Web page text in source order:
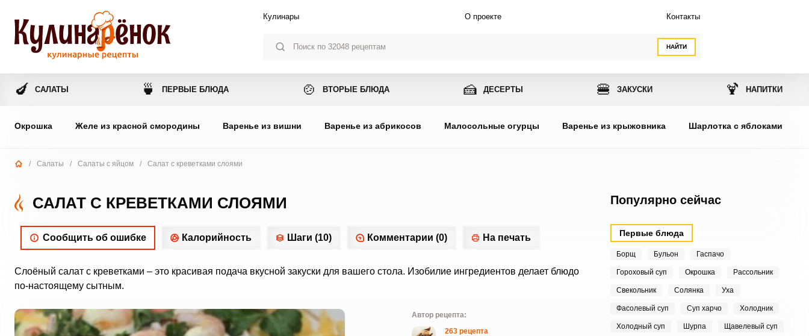
НАЙТИ
Кулинары О проекте Контакты
🍆 САЛАТЫ 🍵 ПЕРВЫЕ БЛЮДА 🍲 ВТОРЫЕ БЛЮДА 🍰 ДЕСЕРТЫ 🍔 ЗАКУСКИ 🍹 НАПИТКИ
Окрошка Желе из красной смородины Варенье из вишни Варенье из абрикосов Малосольные огурцы Варенье из крыжовника Шарлотка с яблоками
/ Салаты / Салаты с яйцом / Салат с креветками слоями
САЛАТ С КРЕВЕТКАМИ СЛОЯМИ
Сообщить об ошибке Калорийность Шаги (10) Комментарии (0) На печать
Слоёный салат с креветками – это красивая подача вкусной закуски для вашего стола. Изобилие ингредиентов делает блюдо
по-настоящему сытным.
Автор рецепта:
263 рецепта
Популярно сейчас
Первые блюда
Борщ Бульон Гаспачо
Гороховый суп Окрошка Рассольник
Свекольник Солянка Уха
Фасолевый суп Суп харчо Холодник
Холодный суп Шурпа Щавелевый суп